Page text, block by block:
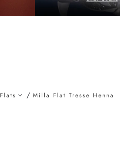
Flats Milla Flat Tresse Henna